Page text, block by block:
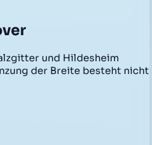
und Hildesheim
der Breite besteht nicht